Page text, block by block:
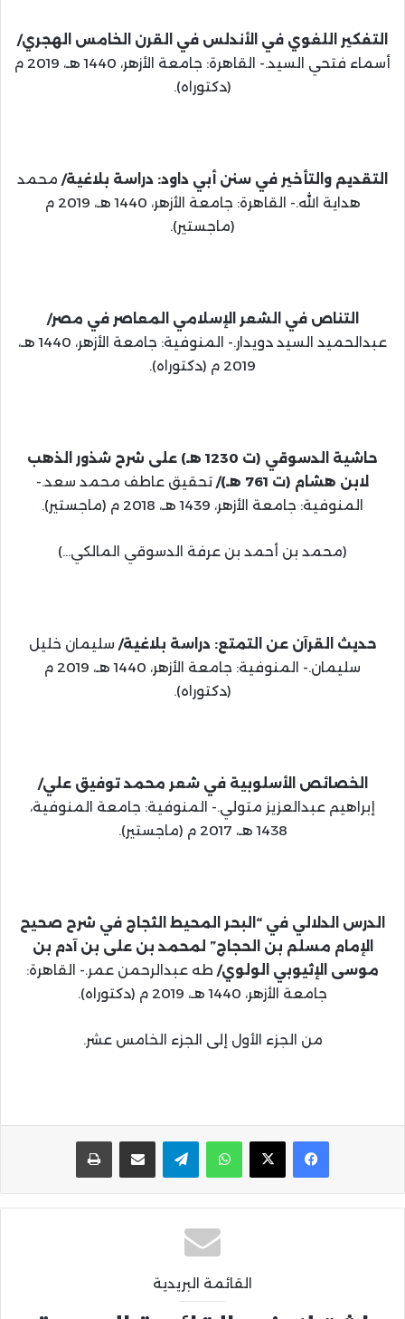
التفكير اللغوي في الأندلس في القرن الخامس الهجري/
أسماء فتحي السيد.- القاهرة: جامعة الأزهر، 1440 هـ، 2019 م
(دكتوراه).
التقديم والتأخير في سنن أبي داود: دراسة بلاغية/ محمد
هداية الله.- القاهرة: جامعة الأزهر، 1440 هـ، 2019 م
(ماجستير).
التناص في الشعر الإسلامي المعاصر في مصر/
عبدالحميد السيد دويدار.- المنوفية: جامعة الأزهر، 1440 هـ،
2019 م (دكتوراه).
حاشية الدسوقي (ت 1230 هـ) على شرح شذور الذهب
لابن هشام (ت 761 هـ)/
تحقيق عاطف محمد سعد.-
المنوفية: جامعة الأزهر، 1439 هـ، 2018 م (ماجستير).
(محمد بن أحمد بن عرفة الدسوقي المالكي…)
حديث القرآن عن التمتع: دراسة بلاغية/ سليمان خليل
سليمان.- المنوفية: جامعة الأزهر، 1440 هـ، 2019 م
(دكتوراه).
الخصائص الأسلوبية في شعر محمد توفيق علي/
إبراهيم عبدالعزيز متولي.- المنوفية: جامعة المنوفية،
1438 هـ، 2017 م (ماجستير).
الدرس الدلالي في “البحر المحيط الثجاج في شرح صحيح
الإمام مسلم بن الحجاج” لمحمد بن على بن آدم بن
موسى الإثيوبي الولوي/ طه عبدالرحمن عمر.- القاهرة:
جامعة الأزهر، 1440 هـ، 2019 م (دكتوراه).
من الجزء الأول إلى الجزء الخامس عشر.
واتساب تيلقرام مشاركة عبر البريد
القائمة البريدية